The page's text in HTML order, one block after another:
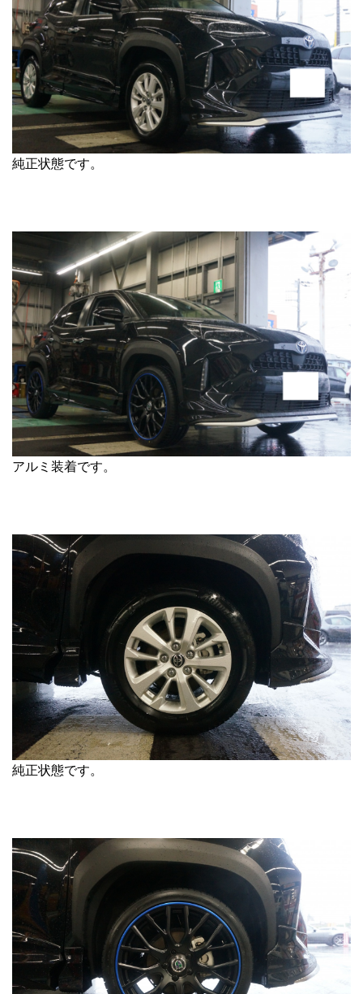
純正状態です。
アルミ装着です。
純正状態です。